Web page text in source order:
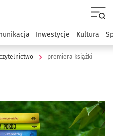
wroclaw.pl
Inwestycje Kultura
premiera książki